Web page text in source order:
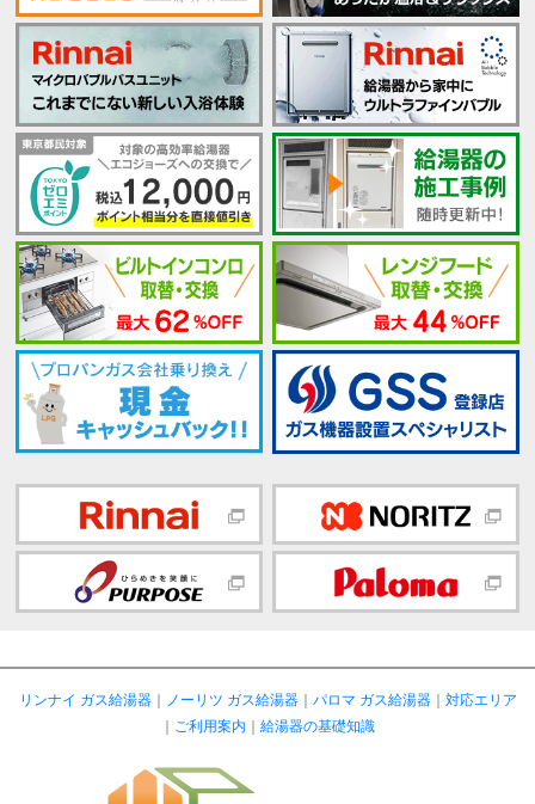
リンナイ ガス給湯器｜ ノーリツ ガス給湯器｜ パロマ ガス給湯器｜ 対応エリア
｜ ご利用案内 ｜ 給湯器の基礎知識